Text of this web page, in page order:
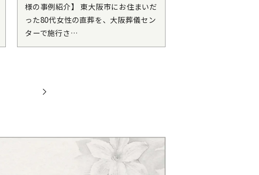
様の事例紹介】 東大阪市にお住まいだ
った80代女性の直葬を、大阪葬儀セン
ターで施行さ…